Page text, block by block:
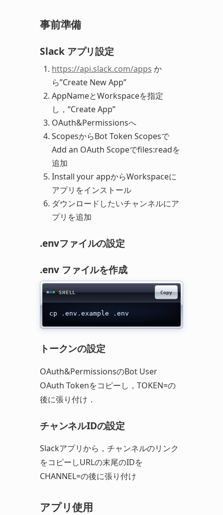
事前準備
Slack アプリ設定
https://api.slack.com/apps か
ら”Create New App”
AppNameとWorkspaceを指定
し，“Create App”
OAuth&Permissionsへ
ScopesからBot Token Scopesで
Add an OAuth Scopeでfiles:readを
追加
Install your appからWorkspaceに
アプリをインストール
ダウンロードしたいチャンネルにア
プリを追加
.envファイルの設定
.env ファイルを作成
SHELL Copy
cp .env .example .env
トークンの設定
OAuth&PermissionsのBot User
OAuth Tokenをコピーし，TOKEN=の
後に張り付け．
チャンネルIDの設定
Slackアプリから，チャンネルのリンク
をコピーしURLの末尾のIDを
CHANNEL=の後に張り付け
アプリ使用